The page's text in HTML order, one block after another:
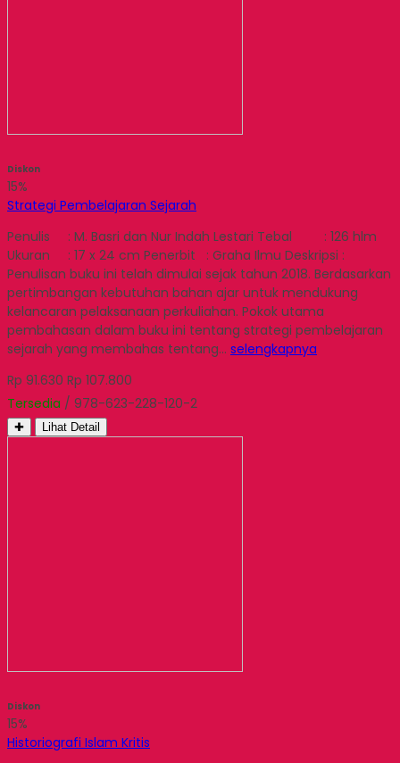
Diskon
15%
Strategi Pembelajaran Sejarah
Penulis : M. Basri dan Nur Indah Lestari Tebal : 126 hlm
Ukuran : 17 x 24 cm Penerbit : Graha Ilmu Deskripsi :
Penulisan buku ini telah dimulai sejak tahun 2018. Berdasarkan
pertimbangan kebutuhan bahan ajar untuk mendukung
kelancaran pelaksanaan perkuliahan. Pokok utama
pembahasan dalam buku ini tentang strategi pembelajaran
sejarah yang membahas tentang… selengkapnya
Rp 91.630 Rp 107.800
Tersedia / 978-623-228-120-2
✚ Lihat Detail
Diskon
15%
Historiografi Islam Kritis